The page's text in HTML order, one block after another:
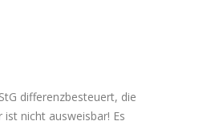
differenzbesteuert, die
nicht ausweisbar! Es